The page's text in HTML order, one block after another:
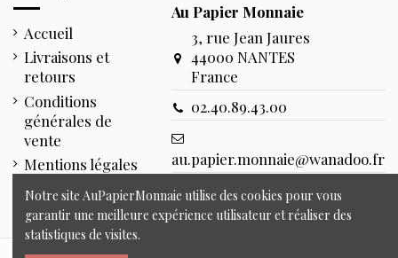
Accueil
Livraisons et
retours
Conditions
générales de
vente
Mentions légales
Contact
Au Papier Monnaie
3, rue Jean Jaures
44000 NANTES
France
02.40.89.43.00
au.papier.monnaie@wanadoo.fr
Retrouver nous sur site pour
notre plus grand plaisir.
Notre site AuPapierMonnaie utilise des cookies pour vous
garantir une meilleure expérience utilisateur et réaliser des
statistiques de visites.